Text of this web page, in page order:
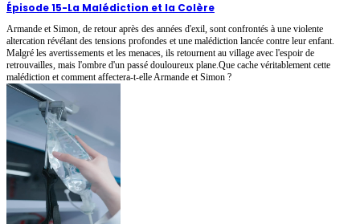
Épisode 15-La Malédiction et la Colère
Armande et Simon, de retour après des années d'exil, sont confrontés à une violente
altercation révélant des tensions profondes et une malédiction lancée contre leur enfant.
Malgré les avertissements et les menaces, ils retournent au village avec l'espoir de
retrouvailles, mais l'ombre d'un passé douloureux plane.Que cache véritablement cette
malédiction et comment affectera-t-elle Armande et Simon ?